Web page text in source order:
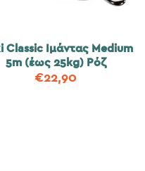
Classic Ιμάντας Medium
5m (έως 25kg) Ρόζ
€22,90